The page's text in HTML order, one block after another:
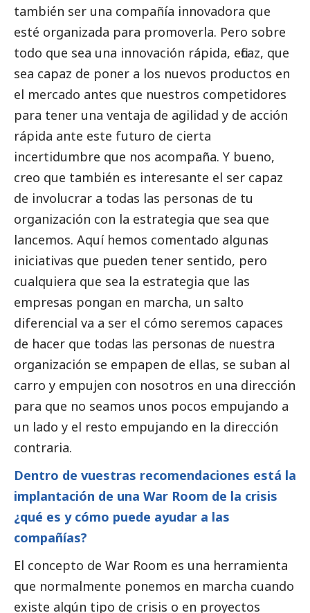
también ser una compañía innovadora que
esté organizada para promoverla. Pero sobre
todo que sea una innovación rápida, eficaz, que
sea capaz de poner a los nuevos productos en
el mercado antes que nuestros competidores
para tener una ventaja de agilidad y de acción
rápida ante este futuro de cierta
incertidumbre que nos acompaña. Y bueno,
creo que también es interesante el ser capaz
de involucrar a todas las personas de tu
organización con la estrategia que sea que
lancemos. Aquí hemos comentado algunas
iniciativas que pueden tener sentido, pero
cualquiera que sea la estrategia que las
empresas pongan en marcha, un salto
diferencial va a ser el cómo seremos capaces
de hacer que todas las personas de nuestra
organización se empapen de ellas, se suban al
carro y empujen con nosotros en una dirección
para que no seamos unos pocos empujando a
un lado y el resto empujando en la dirección
contraria.
Dentro de vuestras recomendaciones está la
implantación de una War Room de la crisis
¿qué es y cómo puede ayudar a las
compañías?
El concepto de War Room es una herramienta
que normalmente ponemos en marcha cuando
existe algún tipo de crisis o en proyectos